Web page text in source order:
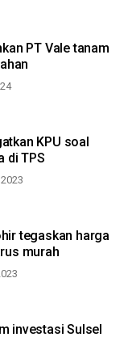
PT Vale tanam
KPU soal
di TPS
tegaskan harga
murah
investasi Sulsel